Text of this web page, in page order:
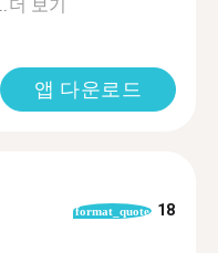
더 보기
앱 다운로드
format_quote 18